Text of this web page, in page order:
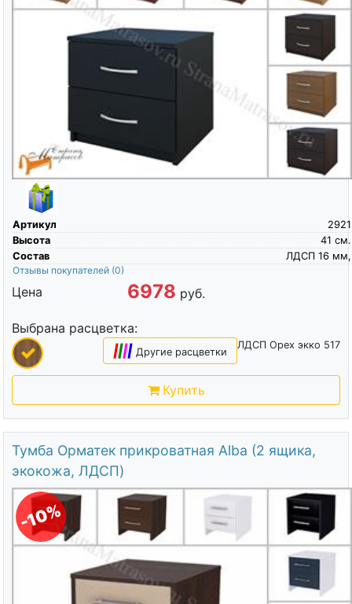
Артикул
2921
Высота
см.
41
Состав
ЛДСП 16 мм,
Отзывы покупателей (0)
Цена 6978 руб.
Выбрана расцветка:
ЛДСП Орех экко 517
|||| Другие расцветки
Купить
Тумба Орматек прикроватная Alba (2 ящика,
экокожа, ЛДСП)
-10%